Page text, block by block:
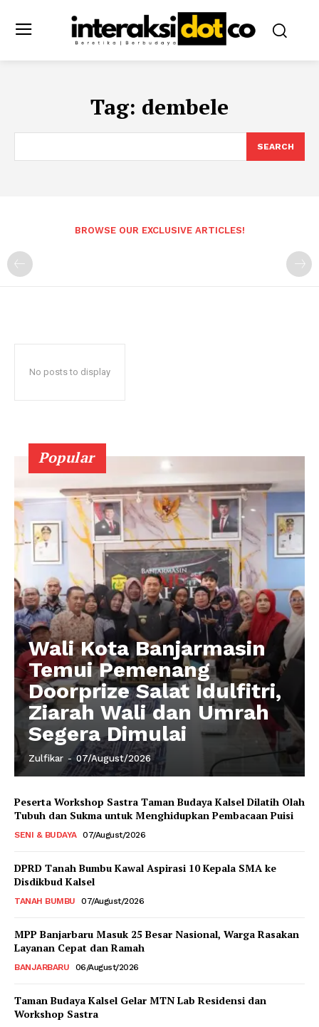
Tag: dembele
SEARCH
BROWSE OUR EXCLUSIVE ARTICLES!
No posts to display
Popular
Wali Kota Banjarmasin
Temui Pemenang
Doorprize Salat Idulfitri,
Ziarah Wali dan Umrah
Segera Dimulai
Zulfikar - 07/August/2026
Peserta Workshop Sastra Taman Budaya Kalsel Dilatih Olah
Tubuh dan Sukma untuk Menghidupkan Pembacaan Puisi
SENI & BUDAYA 07/August/2026
DPRD Tanah Bumbu Kawal Aspirasi 10 Kepala SMA ke
Disdikbud Kalsel
TANAH BUMBU 07/August/2026
MPP Banjarbaru Masuk 25 Besar Nasional, Warga Rasakan
Layanan Cepat dan Ramah
BANJARBARU 06/August/2026
Taman Budaya Kalsel Gelar MTN Lab Residensi dan
Workshop Sastra